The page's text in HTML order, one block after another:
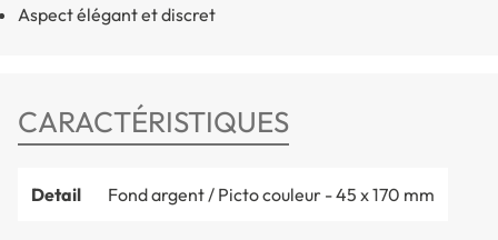
Aspect élégant et discret
CARACTÉRISTIQUES
Detail Fond argent / Picto couleur - 45 x 170 mm